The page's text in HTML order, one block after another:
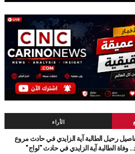
الأراء
رحيل الطالبة آية الزايدي في حادث مروع
وفاة الطالبة آية الزايدي في حادث "لواج"